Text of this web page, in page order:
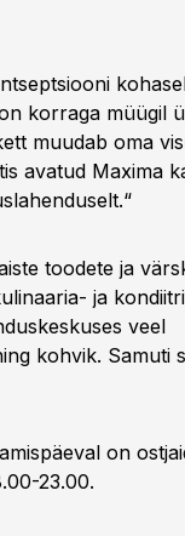
korraga müügil
muudab oma
avatud Maxima
toodete ja
ja
veel
kohvik. Samuti
on
23.00.